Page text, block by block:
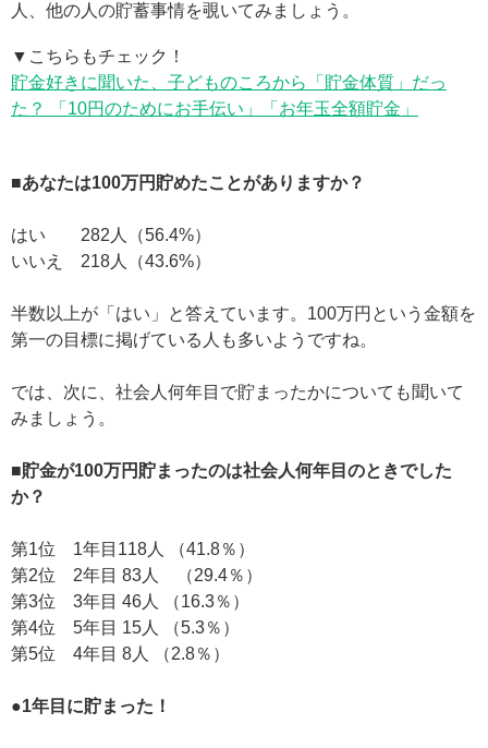
人、他の人の貯蓄事情を覗いてみましょう。
▼こちらもチェック！
貯金好きに聞いた、子どものころから「貯金体質」だっ
た？ 「10円のためにお手伝い」「お年玉全額貯金」
■あなたは100万円貯めたことがありますか？
はい 282人（56.4%）
いいえ 218人（43.6%）
半数以上が「はい」と答えています。100万円という金額を
第一の目標に掲げている人も多いようですね。
では、次に、社会人何年目で貯まったかについても聞いて
みましょう。
■貯金が100万円貯まったのは社会人何年目のときでした
か？
第1位 1年目118人 （41.8％）
第2位 2年目 83人 （29.4％）
第3位 3年目 46人 （16.3％）
第4位 5年目 15人 （5.3％）
第5位 4年目 8人 （2.8％）
●1年目に貯まった！